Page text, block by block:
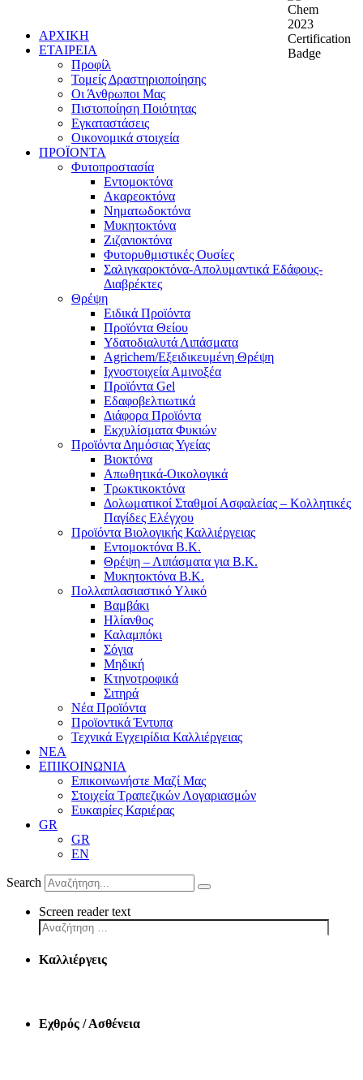
ΑΡΧΙΚΗ
ΕΤΑΙΡΕΙΑ
Προφίλ
Τομείς Δραστηριοποίησης
Οι Άνθρωποι Μας
Πιστοποίηση Ποιότητας
Εγκαταστάσεις
Οικονομικά στοιχεία
ΠΡΟΪΟΝΤΑ
Φυτοπροστασία
Εντομοκτόνα
Ακαρεοκτόνα
Νηματωδοκτόνα
Μυκητοκτόνα
Ζιζανιοκτόνα
Φυτορυθμιστικές Ουσίες
Σαλιγκαροκτόνα-Απολυμαντικά Εδάφους-
Διαβρέκτες
Θρέψη
Ειδικά Προϊόντα
Προϊόντα Θείου
Υδατοδιαλυτά Λιπάσματα
Agrichem/Εξειδικευμένη Θρέψη
Ιχνοστοιχεία Αμινοξέα
Προϊόντα Gel
Εδαφοβελτιωτικά
Διάφορα Προϊόντα
Εκχυλίσματα Φυκιών
Προϊόντα Δημόσιας Υγείας
Βιοκτόνα
Απωθητικά-Οικολογικά
Τρωκτικοκτόνα
Δολωματικοί Σταθμοί Ασφαλείας – Κολλητικές
Παγίδες Ελέγχου
Προϊόντα Βιολογικής Καλλιέργειας
Εντομοκτόνα Β.Κ.
Θρέψη – Λιπάσματα για Β.Κ.
Μυκητοκτόνα Β.Κ.
Πολλαπλασιαστικό Υλικό
Βαμβάκι
Ηλίανθος
Καλαμπόκι
Σόγια
Μηδική
Κτηνοτροφικά
Σιτηρά
Νέα Προϊόντα
Προϊοντικά Έντυπα
Τεχνικά Εγχειρίδια Καλλιέργειας
ΝΕΑ
ΕΠΙΚΟΙΝΩΝΙΑ
Επικοινωνήστε Μαζί Μας
Στοιχεία Τραπεζικών Λογαριασμών
Ευκαιρίες Καριέρας
GR
GR
EN
Search
Screen reader text
Καλλιέργεις
Εχθρός / Ασθένεια